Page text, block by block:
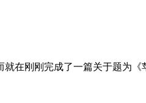
在刚刚完成了一篇关于题为